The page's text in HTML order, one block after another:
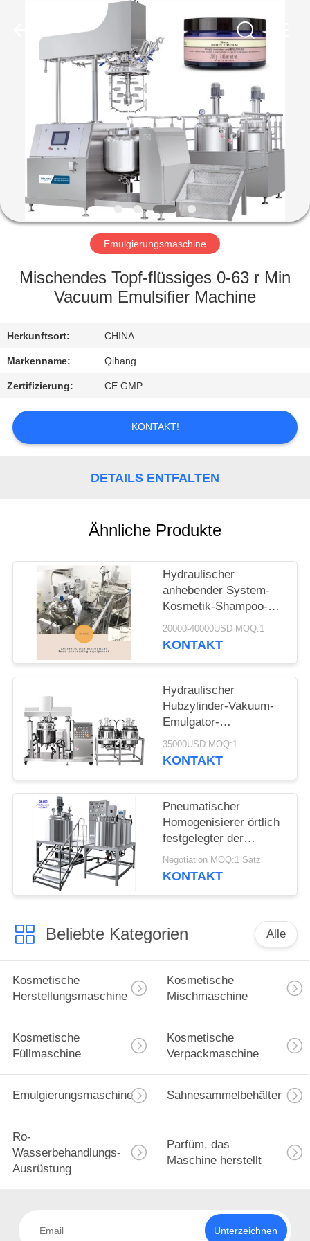
HAUS
PRODUKTE
ÜBER
UNS
FABRIK-
AUSFLUG
QUALITÄTSKONTROLLE
TRETEN
SIE
MIT
UNS
IN
VERBINDUNG
ZITAT
NACHRICHTEN
FÄLLE
makingmachine.com.
Emulgierungsmaschine
Mischendes Topf-flüssiges 0-63 r Min
Vacuum Emulsifier Machine
Herkunftsort: CHINA
Markenname: Qihang
Zertifizierung: CE.GMP
KONTAKT!
DETAILS ENTFALTEN
Ähnliche Produkte
Hydraulischer
anhebender System-
Kosmetik-Shampoo-
Emulsionsmittel-
Homogenisierer-
20000-40000USD MOQ:1
KONTAKT
Hydraulischer
Hubzylinder-Vakuum-
Emulgator-
Homogenisator für
homogene Mischung
35000USD MOQ:1
KONTAKT
Pneumatischer
Homogenisierer örtlich
festgelegter der
Vakuumhomogenisierer-
Emulgierungsmaschine
Negotiation MOQ:1 Satz
KONTAKT
Beliebte Kategorien Alle
Kosmetische
Herstellungsmaschine
Kosmetische
Mischmaschine
Kosmetische
Füllmaschine
Kosmetische
Verpackmaschine
Emulgierungsmaschine Sahnesammelbehälter
Ro-
Wasserbehandlungs-
Ausrüstung
Parfüm, das
Maschine herstellt
Unterzeichnen